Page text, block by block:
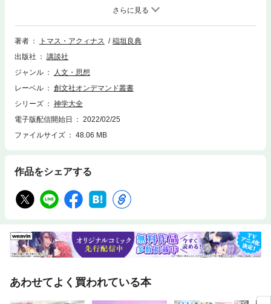
ト、検索、辞書の参照、引用などの機能が使用できません。【内容紹介・
目次・著者略歴】１３世紀、聖書解釈や神学者の注解を体系的に集大成し
た全４５巻からなる中世キリスト教神学の金字塔。第ＩＩＩ部 第２７問
題～第３０問題を収録。キリスト教に関わる事柄を初学者のために論述し
の聖母論の基本原則は、「聖母はキリストとの関係においての外は理解で
きない」であると言える。彼は神学者として、当時広く流布していた聖母
聖書のテクストの歴史的・字義的な意味に即した解釈の上に構築すること
を試みているが、一方で、そこには聖母を愛する詩人としての声も同時に
ンセルムス、ベルナルドゥスなど教父思想からの影響を考察、またトマス
の一連の著作における思索を辿ることで『神学大全』の聖母論を特徴づけ
前に聖化されていたか第二項 至福なる乙女は理性的霊魂の注入の前に聖
化されたのであるか第三項 至福なる乙女は邪欲の汚れから潔められてい
たか第四項 至福なる乙女は母の胎内での聖化によってすべての自罪から
保全されたか第五項 至福なる乙女は母の胎内での聖化によって恩寵の満
ちあふれを取得したか第六項 母の胎内で聖化されることは、キリストに
ついて第一項 神の母はキリストを懐胎するさいに処女であったか第二
項 キリストの母は出産において処女であったか第三項 キリストの母は
出産の後処女であり続けたか第四項 神の母は処女性を誓願したか第二十
れるべきであったか第二項 マリアとヨセフとの間には真実の結婚が成立
していたか第三十問題 至福なる乙女への告知について第一項 至福なる
著者 トマス・アクィナス
稲垣良典
出版社
講談社
ジャンル
人文・思想
レーベル
創文社オンデマンド叢書
シリーズ
神学大全
電子版配信開始日
2022/02/25
ファイルサイズ
48.06 MB
作品をシェアする
あわせてよく買われている本